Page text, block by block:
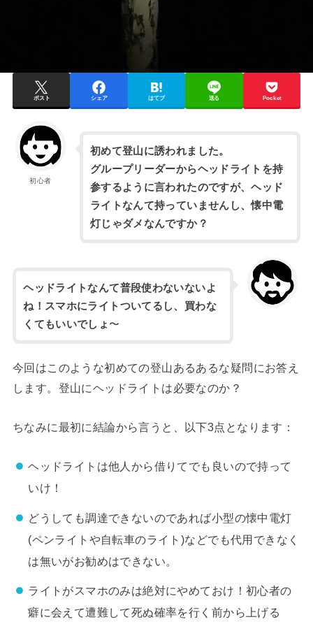
ポスト シェア はてブ 送る Pocket
初心者
初めて登山に誘われました。
グループリーダーからヘッドライトを持
参するように言われたのですが、ヘッド
ライトなんて持っていませんし、懐中電
灯じゃダメなんですか？
ヘッドライトなんて普段使わないないよ
ね！スマホにライトついてるし、買わな
くてもいいでしょ 〜
今回はこのような初めての登山あるあるな疑問にお答え
します。登山にヘッドライトは必要なのか？
ちなみに最初に結論から言うと、以下3点となります：
ヘッドライトは他人から借りてでも良いので持って
いけ！
どうしても調達できないのであれば小型の懐中電灯
(ペンライトや自転車のライト)などでも代用できなく
は無いがお勧めはできない。
ライトがスマホのみは絶対にやめておけ！初心者の
癖に会えて遭難して死ぬ確率を行く前から上げる